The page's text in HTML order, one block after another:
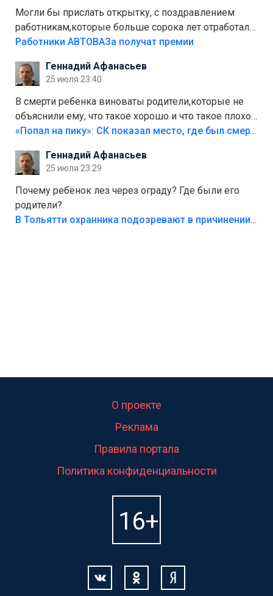
Могли бы прислать открытку, с поздравлением
работникам,которые больше сорока лет отработали
на предприятии.
Работники АВТОВАЗа получат премии
Геннадий Афанасьев
25 июля 23:40
В смерти ребёнка виноваты родители,которые не
объяснили ему, что такое хорошо и что такое плохо!
Лезть через такой забор,верх безумия,есть же
свою судьбу.
«Попал на пику»: СК показал место, где был смертельно травмирован ребенок в Тольятти
Геннадий Афанасьев
25 июля 23:29
Почему ребёнок лез через ограду? Где были его
родители?
В Тольятти охранника подозревают в причинении смерти ребенку
О проекте
Реклама
Правила портала
Политика конфиденциальности